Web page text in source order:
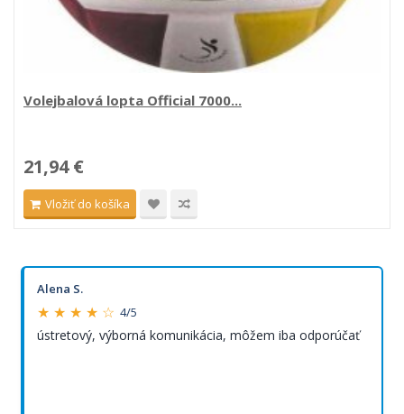
Volejbalová lopta Official 7000...
21,94 €
Vložiť do košíka
Alena S.
★ ★ ★ ★ ☆ 4/5
ústretový, výborná komunikácia, môžem iba odporúčať